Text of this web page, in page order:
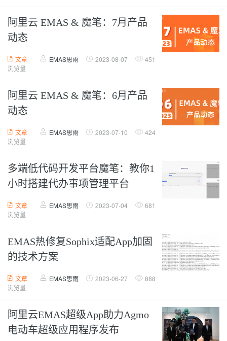
阿里云 EMAS & 魔笔：7月产品
动态
文章 EMAS思雨 2023-08-07
451
浏览量
阿里云 EMAS & 魔笔：6月产品
动态
文章 EMAS思雨 2023-07-10
424
浏览量
多端低代码开发平台魔笔：教你1
小时搭建代办事项管理平台
文章 EMAS思雨 2023-07-04
681
浏览量
EMAS热修复Sophix适配App加固
的技术方案
文章 EMAS思雨 2023-06-27
888
浏览量
阿里云EMAS超级App助力Agmo
电动车超级应用程序发布